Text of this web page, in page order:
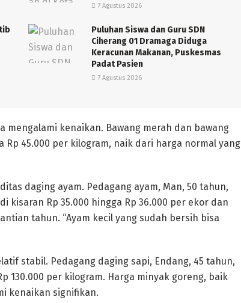
7 Agustus 2026
Puluhan Siswa dan Guru SDN
Ciherang 01 Dramaga Diduga
Keracunan Makanan, Puskesmas
Padat Pasien
7 Agustus 2026
mengalami kenaikan. Bawang merah dan bawang
Rp 45.000 per kilogram, naik dari harga normal yang
daging ayam. Pedagang ayam, Man, 50 tahun,
kisaran Rp 35.000 hingga Rp 36.000 per ekor dan
tahun. “Ayam kecil yang sudah bersih bisa
stabil. Pedagang daging sapi, Endang, 45 tahun,
130.000 per kilogram. Harga minyak goreng, baik
kenaikan signifikan.